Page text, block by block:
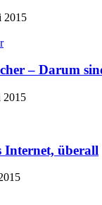
2015
– Darum
2015
Internet, überall